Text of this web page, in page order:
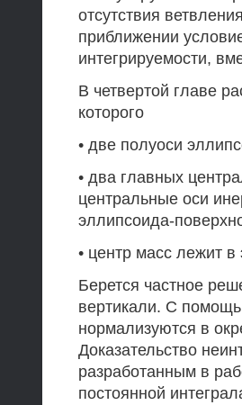
отсутствия
приближении
интегрируемости,
В четвертой главе
которого
• две полуоси
• два главных
центральные оси
эллипсоида-
• центр масс лежит в
Берется частное
вертикали. С
нормализуются в
Доказательство
разработанным в
постоянной